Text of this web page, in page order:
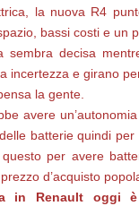
la nuova R4
bassi costi e un
sembra decisa
incertezza e girano
la gente.
avere
batterie quindi
per avere
d’acquisto
in Renault oggi